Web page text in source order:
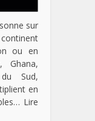
sur
ou en
Ghana,
Sud,
en
Lire